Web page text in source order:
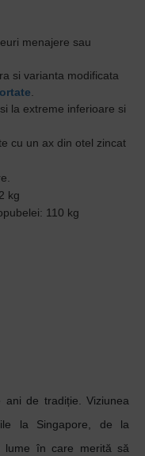
menajere sau
si varianta modificata
.
la extreme inferioare si
cu un ax din otel zincat
kg
110 kg
de tradiție. Viziunea
la Singapore, de la
lume în care merită să